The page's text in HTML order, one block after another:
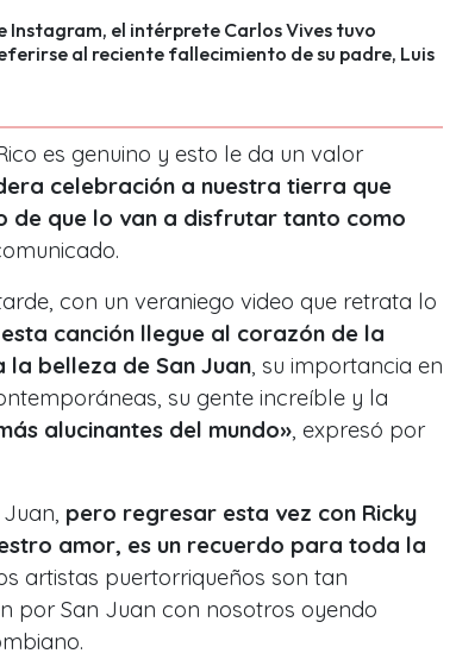
Instagram, el intérprete Carlos Vives tuvo
al reciente fallecimiento de su padre, Luis
es genuino y esto le da un valor
celebración a nuestra tierra que
de que lo van a disfrutar tanto como
con un veraniego video que retrata lo
canción llegue al corazón de la
la belleza de San Juan , su importancia en
su gente increíble y la
alucinantes del mundo» , expresó por
pero regresar esta vez con Ricky
amor, es un recuerdo para toda la
artistas puertorriqueños son tan
por San Juan con nosotros oyendo